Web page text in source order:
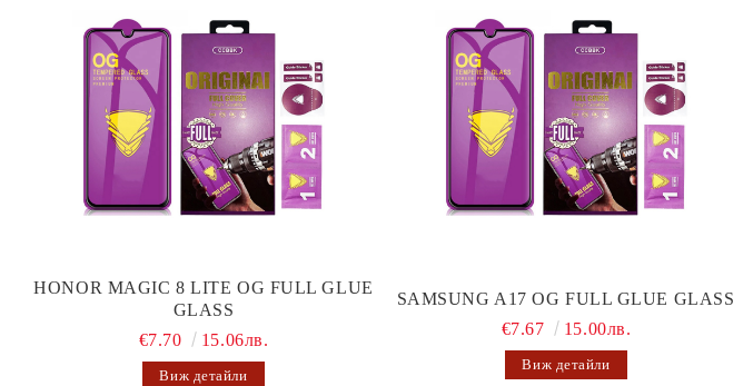
HONOR MAGIC 8 LITE OG FULL GLUE
GLASS
€7.70
15.06лв.
Виж детайли
SAMSUNG A17 OG FULL GLUE GLASS
€7.67
15.00лв.
Виж детайли